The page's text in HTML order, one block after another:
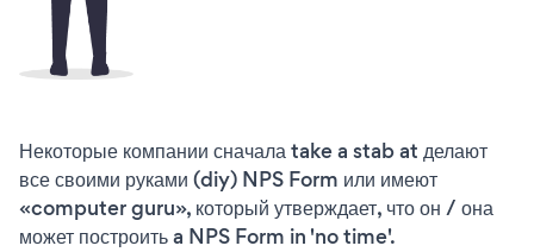
Некоторые компании сначала take a stab at делают
все своими руками (diy) NPS Form или имеют
«computer guru», который утверждает, что он / она
может построить a NPS Form in 'no time'.